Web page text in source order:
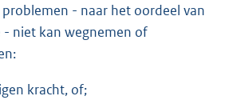
problemen - naar het oordeel van
- niet kan wegnemen of
kracht, of;